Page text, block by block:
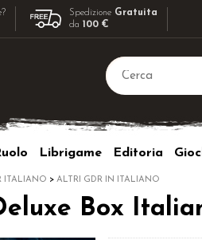
Spedizione Gratuita
da100 €
Librigame Editoria
ITALIANO ALTRI GDR IN ITALIANO
Box